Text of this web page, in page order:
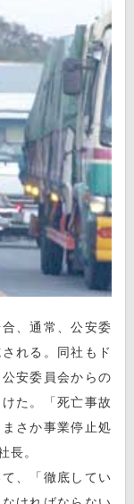
、通常、公安委
れる。同社もド
安委員会からの
た。「死亡事故
さか事業停止処
長。
、「徹底してい